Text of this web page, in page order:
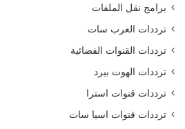
برامج نقل الملفات
ترددات العرب سات
ترددات القنوات الفضائية
ترددات الهوت بيرد
ترددات قنوات استرا
ترددات قنوات اسيا سات